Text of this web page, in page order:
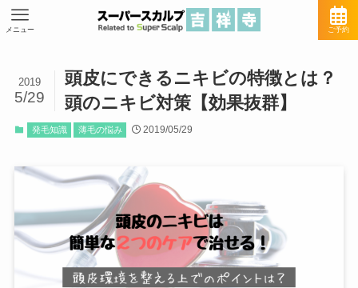
ご予約
メニュー
頭皮にできるニキビの特徴とは？
頭のニキビ対策【効果抜群】
2019
5/29
発毛知識 薄毛の悩み 2019/05/29